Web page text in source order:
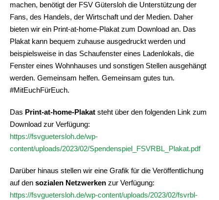
machen, benötigt der FSV Gütersloh die Unterstützung der
Fans, des Handels, der Wirtschaft und der Medien. Daher
bieten wir ein Print-at-home-Plakat zum Download an. Das
Plakat kann bequem zuhause ausgedruckt werden und
beispielsweise in das Schaufenster eines Ladenlokals, die
Fenster eines Wohnhauses und sonstigen Stellen ausgehängt
werden. Gemeinsam helfen. Gemeinsam gutes tun.
#MitEuchFürEuch.
Das Print-at-home-Plakat steht über den folgenden Link zum
Download zur Verfügung:
https://fsvguetersloh.de/wp-
content/uploads/2023/02/Spendenspiel_FSVRBL_Plakat.pdf
Darüber hinaus stellen wir eine Grafik für die Veröffentlichung
auf den sozialen Netzwerken zur Verfügung:
https://fsvguetersloh.de/wp-content/uploads/2023/02/fsvrbl-